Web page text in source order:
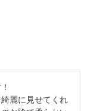
麗に見せてくれ